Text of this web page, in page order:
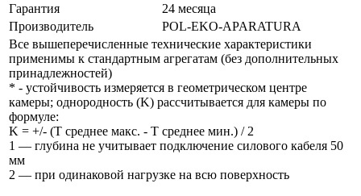
Гарантия
24 месяца
Производитель
POL-EKO-APARATURA
Все вышеперечисленные технические характеристики
применимы к стандартным агрегатам (без дополнительных
принадлежностей)
* - устойчивость измеряется в геометрическом центре
камеры; однородность (K) рассчитывается для камеры по
формуле:
K = +/- (T среднее макс. - T среднее мин.) / 2
1 — глубина не учитывает подключение силового кабеля 50
мм
2 — при одинаковой нагрузке на всю поверхность